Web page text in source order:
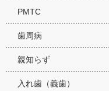
PMTC
歯周病
親知らず
入れ歯（義歯）